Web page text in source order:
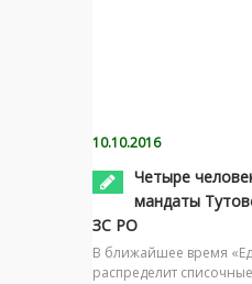
10.10.2016
Четыре
мандаты
ЗС РО
В ближайшее время
распределит